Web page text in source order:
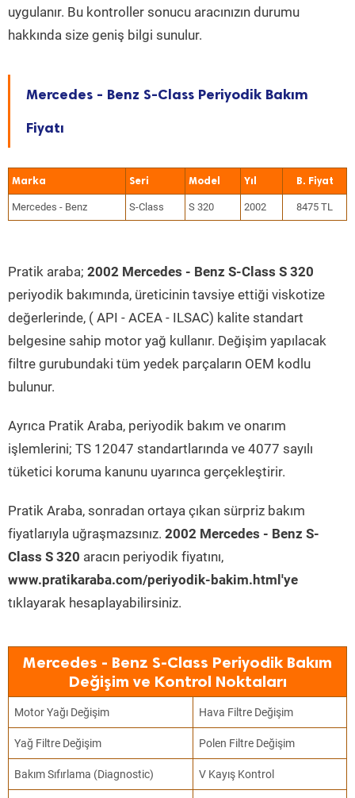
uygulanır. Bu kontroller sonucu aracınızın durumu
hakkında size geniş bilgi sunulur.
Mercedes - Benz S-Class Periyodik Bakım
Fiyatı
Marka Seri Model Yıl
Mercedes - Benz S-Class S 320 2002 8475 TL
Pratik araba; 2002 Mercedes - Benz S-Class S 320
periyodik bakımında, üreticinin tavsiye ettiği viskotize
değerlerinde, ( API - ACEA - ILSAC) kalite standart
belgesine sahip motor yağ kullanır. Değişim yapılacak
filtre gurubundaki tüm yedek parçaların OEM kodlu
bulunur.
Ayrıca Pratik Araba, periyodik bakım ve onarım
işlemlerini; TS 12047 standartlarında ve 4077 sayılı
tüketici koruma kanunu uyarınca gerçekleştirir.
Pratik Araba, sonradan ortaya çıkan sürpriz bakım
fiyatlarıyla uğraşmazsınız. 2002 Mercedes - Benz S-
Class S 320 aracın periyodik fiyatını,
www.pratikaraba.com/periyodik-bakim.html'ye
tıklayarak hesaplayabilirsiniz.
Mercedes - Benz S-Class Periyodik Bakım
Değişim ve Kontrol Noktaları
Motor Yağı Değişim Hava Filtre Değişim
Yağ Filtre Değişim Polen Filtre Değişim
Bakım Sıfırlama (Diagnostic) V Kayış Kontrol